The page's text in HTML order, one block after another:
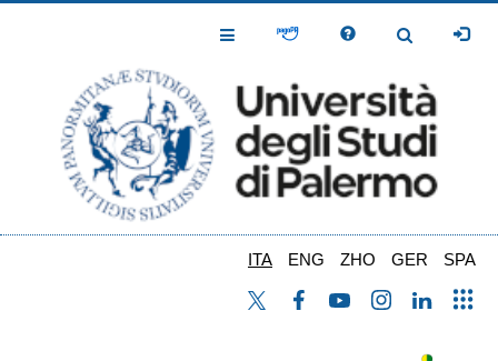
Toggle
Toggle
ITA ENG ZHO GER SPA